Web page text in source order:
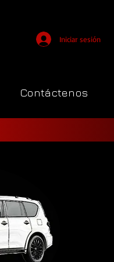
Iniciar sesión
Contáctenos